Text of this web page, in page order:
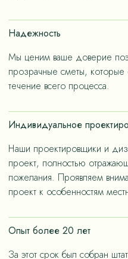
счет дизайнерских
«медленную моду».
Надежность
Мы ценим ваше доверие
прозрачные сметы,
течение всего процесса.
Индивидуальное
Наши проектировщики и
проект, полностью
пожелания. Проявляем
проект к особенностям
Опыт более 20 лет
За этот срок был собран